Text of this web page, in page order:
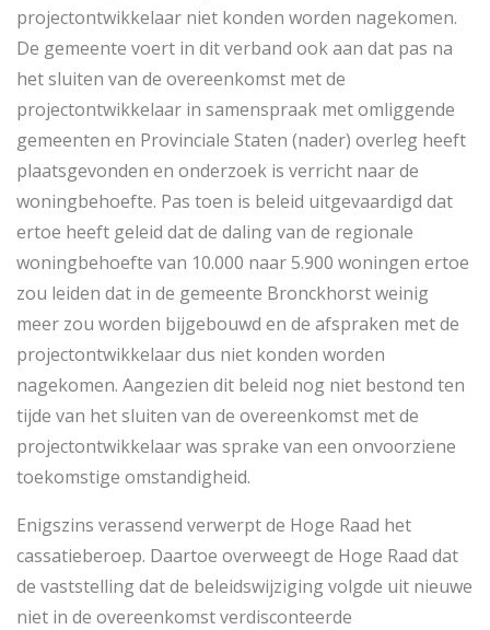
projectontwikkelaar niet konden worden nagekomen.
De gemeente voert in dit verband ook aan dat pas na
het sluiten van de overeenkomst met de
projectontwikkelaar in samenspraak met omliggende
gemeenten en Provinciale Staten (nader) overleg heeft
plaatsgevonden en onderzoek is verricht naar de
woningbehoefte. Pas toen is beleid uitgevaardigd dat
ertoe heeft geleid dat de daling van de regionale
woningbehoefte van 10.000 naar 5.900 woningen ertoe
zou leiden dat in de gemeente Bronckhorst weinig
meer zou worden bijgebouwd en de afspraken met de
projectontwikkelaar dus niet konden worden
nagekomen. Aangezien dit beleid nog niet bestond ten
tijde van het sluiten van de overeenkomst met de
projectontwikkelaar was sprake van een onvoorziene
toekomstige omstandigheid.
Enigszins verassend verwerpt de Hoge Raad het
cassatieberoep. Daartoe overweegt de Hoge Raad dat
de vaststelling dat de beleidswijziging volgde uit nieuwe
niet in de overeenkomst verdisconteerde